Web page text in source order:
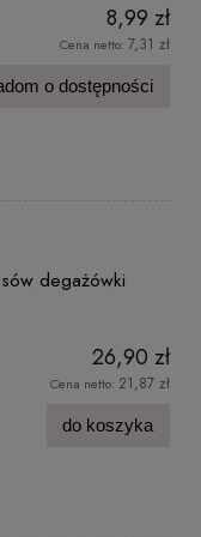
8,99 zł
Cena netto: 7,31 zł
o dostępności
degażówki
26,90 zł
Cena netto: 21,87 zł
do koszyka